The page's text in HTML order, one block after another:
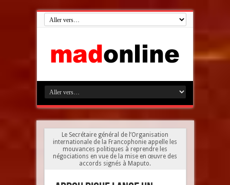
Le Secrétaire général de l’Organisation
internationale de la Francophonie appelle les
mouvances politiques à reprendre les
négociations en vue de la mise en œuvre des
accords signés à Maputo.